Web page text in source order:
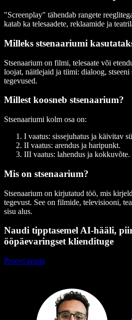
"Screenplay" tähendab rangete
katab ka telesaadete, reklaamide ja
Milleks stsenaariumi
Stsenaarium on filmi, telesaate või
loojat, näitlejaid ja tiimi: dialoog, stseeni
tegevused.
Millest koosneb stsenaarium?
Stsenaariumi kolm osa on:
I vaatus: sissejuhatus ja käivitav
II vaatus: arendus ja haripunkt.
III vaatus: lahendus ja kokkuvõte.
Mis on stsenaarium?
Stsenaarium on kirjutatud töö, mis
tegevust. See on filmide, televisiooni,
sisu alus.
Naudi tipptasemel AI-hääli,
ööpäevaringset kliendituge
Proovi tasuta